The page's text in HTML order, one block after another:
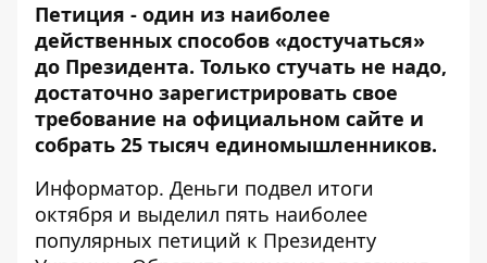
Петиция - один из наиболее
действенных способов «достучаться»
до Президента. Только стучать не надо,
достаточно зарегистрировать свое
требование на официальном сайте и
собрать 25 тысяч единомышленников.
Информатор. Деньги подвел итоги
октября и выделил пять наиболее
популярных петиций к Президенту